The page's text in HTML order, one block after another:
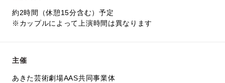
約2時間（休憩15分含む）予定
※カップルによって上演時間は異なります
主催
あきた芸術劇場AAS共同事業体